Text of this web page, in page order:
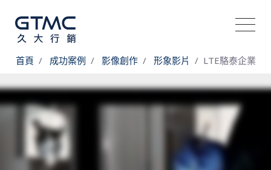
首頁 成功案例 影像創作 形象影片 ​LTE駱泰企業